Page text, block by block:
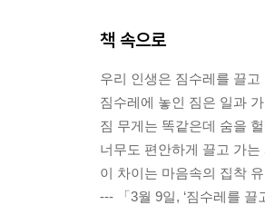
책 속으로
우리 인생은 짐수레를 끌
짐수레에 놓인 짐은 일과
짐 무게는 똑같은데 숨을
너무도 편안하게 끌고 가
이 차이는 마음속의 집착
--- 「3월 9일, ‘짐수레를 끌